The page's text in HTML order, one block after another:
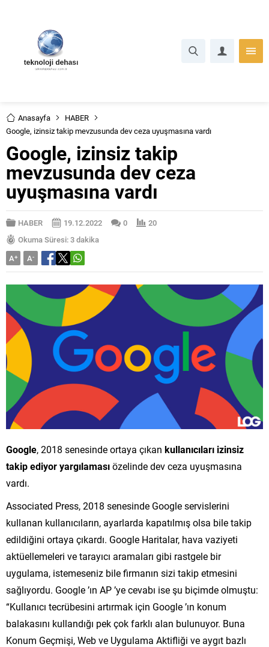
Anasayfa
HABER
Google, izinsiz takip mevzusunda dev ceza uyuşmasına vardı
Google, izinsiz takip
mevzusunda dev ceza
uyuşmasına vardı
HABER 19.12.2022 0
20
Okuma Süresi: 3 dakika
A+ A-
Google, 2018 senesinde ortaya çıkan kullanıcıları izinsiz
takip ediyor yargılamasıözelinde dev ceza uyuşmasına
vardı.
Associated Press, 2018 senesinde Google servislerini
kullanan kullanıcıların, ayarlarda kapatılmış olsa bile takip
edildiğini ortaya çıkardı. Google Haritalar, hava vaziyeti
aktüellemeleri ve tarayıcı aramaları gibi rastgele bir
uygulama, istemeseniz bile firmanın sizi takip etmesini
sağlıyordu. Google ’ın AP ’ye cevabı ise şu biçimde olmuştu:
“Kullanıcı tecrübesini artırmak için Google ’ın konum
balakasını kullandığı pek çok farklı alan bulunuyor. Buna
Konum Geçmişi, Web ve Uygulama Aktifliği ve aygıt bazlı